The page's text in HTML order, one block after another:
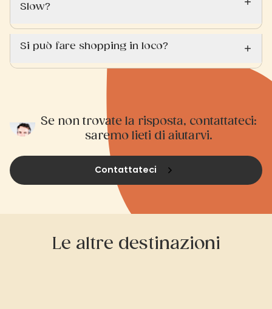
Slow?
Si può fare shopping in loco?
Se non trovate la risposta, contattateci:
saremo lieti di aiutarvi.
Contattateci
Le altre destinazioni